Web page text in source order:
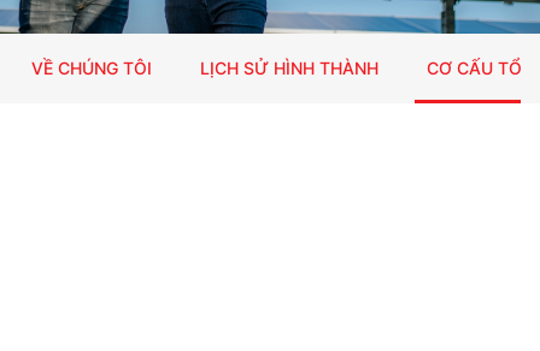
VỀ CHÚNG TÔI LỊCH SỬ HÌNH THÀNH CƠ CẤU TỔ